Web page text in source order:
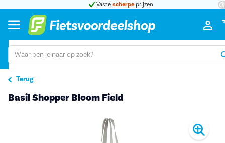
Vaste scherpe prijzen
Terug
Basil Shopper Bloom Field